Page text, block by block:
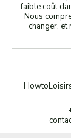
faible coût
Nous
changer, et